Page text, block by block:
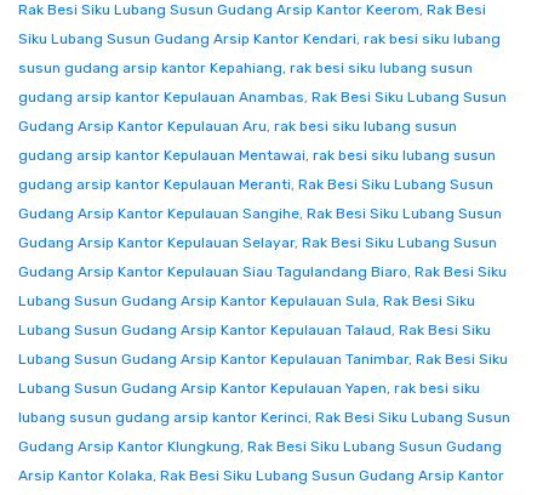
Rak Besi Siku Lubang Susun Gudang Arsip Kantor Keerom, Rak Besi
Siku Lubang Susun Gudang Arsip Kantor Kendari, rak besi siku lubang
susun gudang arsip kantor Kepahiang, rak besi siku lubang susun
gudang arsip kantor Kepulauan Anambas, Rak Besi Siku Lubang Susun
Gudang Arsip Kantor Kepulauan Aru, rak besi siku lubang susun
gudang arsip kantor Kepulauan Mentawai, rak besi siku lubang susun
gudang arsip kantor Kepulauan Meranti, Rak Besi Siku Lubang Susun
Gudang Arsip Kantor Kepulauan Sangihe, Rak Besi Siku Lubang Susun
Gudang Arsip Kantor Kepulauan Selayar, Rak Besi Siku Lubang Susun
Gudang Arsip Kantor Kepulauan Siau Tagulandang Biaro, Rak Besi Siku
Lubang Susun Gudang Arsip Kantor Kepulauan Sula, Rak Besi Siku
Lubang Susun Gudang Arsip Kantor Kepulauan Talaud, Rak Besi Siku
Lubang Susun Gudang Arsip Kantor Kepulauan Tanimbar, Rak Besi Siku
Lubang Susun Gudang Arsip Kantor Kepulauan Yapen, rak besi siku
lubang susun gudang arsip kantor Kerinci, Rak Besi Siku Lubang Susun
Gudang Arsip Kantor Klungkung, Rak Besi Siku Lubang Susun Gudang
Arsip Kantor Kolaka, Rak Besi Siku Lubang Susun Gudang Arsip Kantor